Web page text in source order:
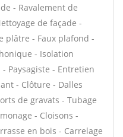
- Ravalement de
de façade -
plâtre - Faux plafond -
- Isolation
Paysagiste - Entretien
- Clôture - Dalles
de gravats - Tubage
- Cloisons -
en bois - Carrelage